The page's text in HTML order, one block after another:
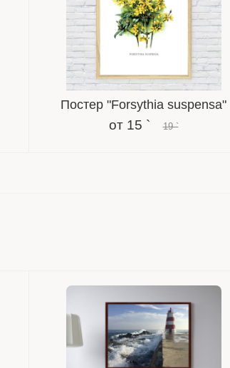
Постер "Forsythia suspensa"
от 15 ` 19 `